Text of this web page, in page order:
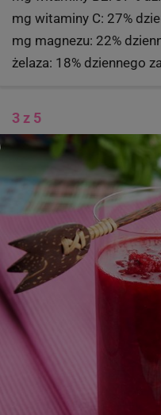
mg witaminy C: 27%
mg magnezu: 22%
żelaza: 18% dziennego
3 z 5